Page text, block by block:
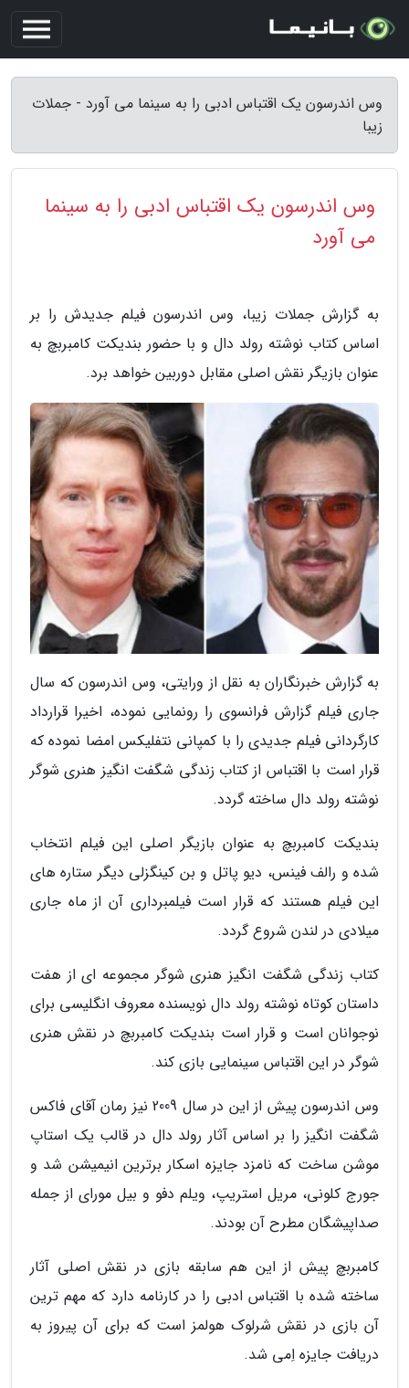
وس اندرسون یک اقتباس ادبی را به سینما می آورد - جملات
زیبا
وس اندرسون یک اقتباس ادبی را به سینما
می آورد
به گزارش جملات زیبا، وس اندرسون فیلم جدیدش را بر
اساس کتاب نوشته رولد دال و با حضور بندیکت کامبربچ به
عنوان بازیگر نقش اصلی مقابل دوربین خواهد برد.
به گزارش خبرنگاران به نقل از ورایتی، وس اندرسون که سال
جاری فیلم گزارش فرانسوی را رونمایی نموده، اخیرا قرارداد
کارگردانی فیلم جدیدی را با کمپانی نتفلیکس امضا نموده که
قرار است با اقتباس از کتاب زندگی شگفت انگیز هنری شوگر
نوشته رولد دال ساخته گردد.
بندیکت کامبربچ به عنوان بازیگر اصلی این فیلم انتخاب
شده و رالف فینس، دیو پاتل و بن کینگزلی دیگر ستاره های
این فیلم هستند که قرار است فیلمبرداری آن از ماه جاری
میلادی در لندن شروع گردد.
کتاب زندگی شگفت انگیز هنری شوگر مجموعه ای از هفت
داستان کوتاه نوشته رولد دال نویسنده معروف انگلیسی برای
نوجوانان است و قرار است بندیکت کامبربچ در نقش هنری
شوگر در این اقتباس سینمایی بازی کند.
وس اندرسون پیش از این در سال 2009 نیز رمان آقای فاکس
شگفت انگیز را بر اساس آثار رولد دال در قالب یک استاپ
موشن ساخت که نامزد جایزه اسکار برترین انیمیشن شد و
جورج کلونی، مریل استریپ، ویلم دفو و بیل مورای از جمله
صداپیشگان مطرح آن بودند.
کامبربچ پیش از این هم سابقه بازی در نقش اصلی آثار
ساخته شده با اقتباس ادبی را در کارنامه دارد که مهم ترین
آن بازی در نقش شرلوک هولمز است که برای آن پیروز به
دریافت جایزه اِمی شد.